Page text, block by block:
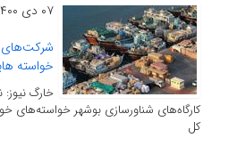
۰۷ دی ۱۴۰۰ - ۱۷:۳۵
شرکت‌های
خواسته
خارگ نیوز:
کارگاه‌های شناورسازی بوشهر خواسته‌های
کل